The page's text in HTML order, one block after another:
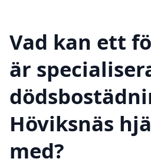
Vad kan ett
är
Höviksnäs
med?